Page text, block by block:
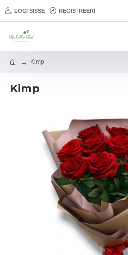
LOGI SISSE REGISTREERI
Kimp
Kimp